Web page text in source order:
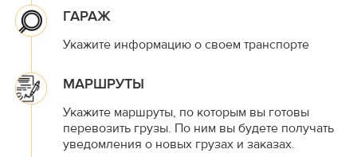
ГАРАЖ
Укажите информацию о своем транспорте
МАРШРУТЫ
Укажите маршруты, по которым вы готовы
перевозить грузы. По ним вы будете получать
уведомления о новых грузах и заказах.